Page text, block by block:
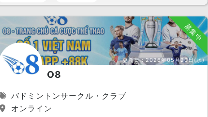
募集中
更新日：2026年05月20日(水)
O8
バドミントンサークル・クラブ
オンライン